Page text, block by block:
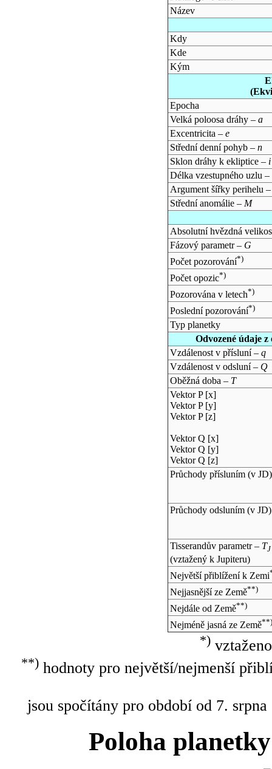
Název
Kdy
Kde
Kým
Epocha
Velká poloosa dráhy – a
Excentricita – e
Střední denní pohyb – n
Sklon dráhy k ekliptice – i
Délka vzestupného uzlu –
Argument šířky perihelu
Střední anomálie – M
Absolutní hvězdná
Fázový parametr – G
Počet pozorování*)
Počet opozic*)
Pozorována v letech*)
Poslední pozorování*)
Typ planetky
Odvozené údaje
Vzdálenost v přísluní – q
Vzdálenost v odsluní – Q
Oběžná doba – T
Vektor P [x]
Vektor P [y]
Vektor P [z]
Vektor Q [x]
Vektor Q [y]
Vektor Q [z]
Průchody přísluním (v JD)
Průchody odsluním (v JD)
Tisserandův parametr – TJ
(vztažený k Jupiteru)
Největší přiblížení k Zemi
Nejjasnější ze Země**)
Nejdále od Země**)
Nejméně jasná ze Země**)
*)
**)hodnoty pro největší/nejmenší
jsou spočítány pro období od 7.
Poloha